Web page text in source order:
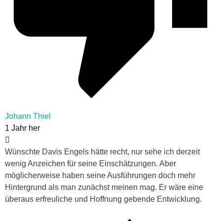
Johann Thiel
1 Jahr her
Wünschte Davis Engels hätte recht, nur sehe ich derzeit
wenig Anzeichen für seine Einschätzungen. Aber
möglicherweise haben seine Ausführungen doch mehr
Hintergrund als man zunächst meinen mag. Er wäre eine
überaus erfreuliche und Hoffnung gebende Entwicklung.